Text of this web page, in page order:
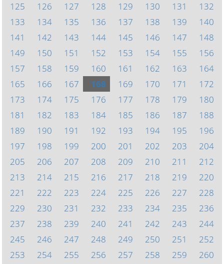
125
126 127 128 129 130 131
132
133
134 135 136 137 138 139
140
141
142 143 144 145 146 147
148
149
150 151 152 153 154 155
156
157
158 159 160 161 162 163
164
165
166 167 168 169 170 171
172
173
174 175 176 177 178 179
180
181
182 183 184 185 186 187
188
189
190 191 192 193 194 195
196
197
198 199 200 201 202 203
204
205
206 207 208 209 210 211
212
213
214 215 216 217 218 219
220
221
222 223 224 225 226 227
228
229
230 231 232 233 234 235
236
237
238 239 240 241 242 243
244
245
246 247 248 249 250 251
252
253
254 255 256 257 258 259
260